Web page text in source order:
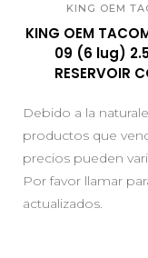
KING OEM
KING OEM
09 (6 lug) 2.5
RESERVOIR
Debido a la
productos que
precios pueden
Por favor llamar
actualizados.